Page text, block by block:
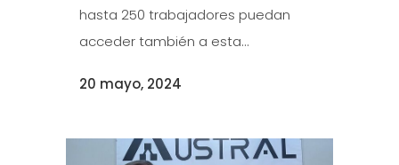
hasta 250 trabajadores puedan
acceder también a esta...
20 mayo, 2024